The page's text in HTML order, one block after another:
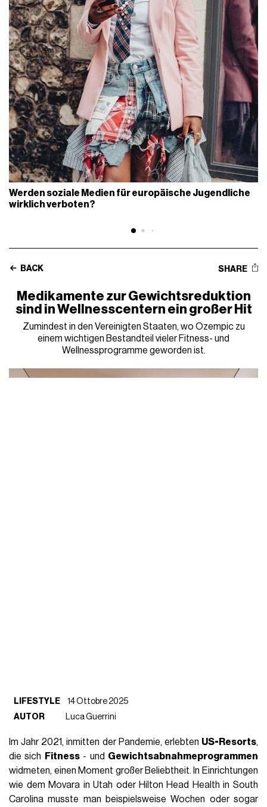
Werden soziale Medien für europäische Jugendliche
wirklich verboten?
BACK SHARE
Medikamente zur Gewichtsreduktion
sind in Wellnesscentern ein großer Hit
Zumindest in den Vereinigten Staaten, wo Ozempic zu
einem wichtigen Bestandteil vieler Fitness- und
Wellnessprogramme geworden ist.
LIFESTYLE
14 Ottobre 2025
AUTOR
Luca Guerrini
Im Jahr 2021, inmitten der Pandemie, erlebten US-Resorts,
die sich
Fitness- und Gewichtsabnahmeprogrammen
widmeten, einen Moment großer Beliebtheit. In Einrichtungen
wie dem Movara in Utah oder Hilton Head Health in South
Carolina musste man beispielsweise Wochen oder sogar